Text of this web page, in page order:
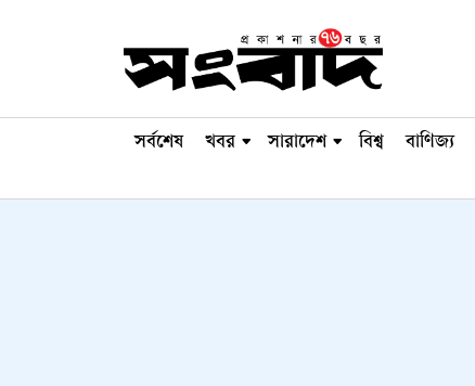
সর্বশেষ খবর সারাদেশ বিশ্ব বাণিজ্য